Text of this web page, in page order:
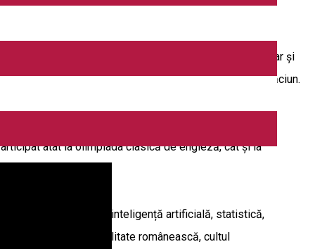
și profesorilor care le sunt formatori în educație, dar și
dar și să le aducă o mică bucurie acum, înainte de Crăciun.
atât la olimpiada clasică de engleză, cât și la
și creație digitală, inteligență artificială, statistică,
cultură și spiritualitate românească, cultul